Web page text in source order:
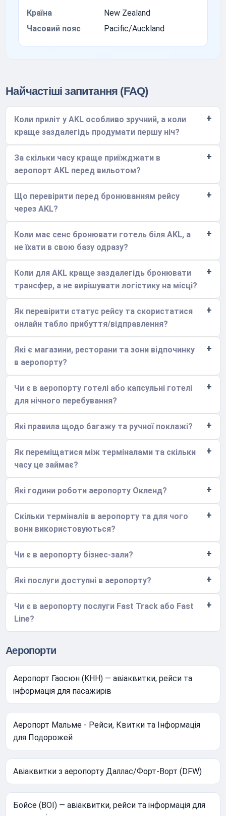
Країна
New Zealand
Часовий пояс
Pacific/Auckland
Найчастіші запитання (FAQ)
Коли приліт у AKL особливо зручний, а коли
краще заздалегідь продумати першу ніч?
За скільки часу краще приїжджати в
аеропорт AKL перед вильотом?
Що перевірити перед бронюванням рейсу
через AKL?
Коли має сенс бронювати готель біля AKL, а
не їхати в свою базу одразу?
Коли для AKL краще заздалегідь бронювати
трансфер, а не вирішувати логістику на місці?
Як перевірити статус рейсу та скористатися
онлайн табло прибуття/відправлення?
Які є магазини, ресторани та зони відпочинку
в аеропорту?
Чи є в аеропорту готелі або капсульні готелі
для нічного перебування?
Які правила щодо багажу та ручної поклажі?
Як переміщатися між терміналами та скільки
часу це займає?
Які години роботи аеропорту Окленд?
Скільки терміналів в аеропорту та для чого
вони використовуються?
Чи є в аеропорту бізнес-зали?
Які послуги доступні в аеропорту?
Чи є в аеропорту послуги Fast Track або Fast
Line?
Аеропорти
Аеропорт Гаосюн (KHH) — авіаквитки, рейси та
інформація для пасажирів
Аеропорт Мальме - Рейси, Квитки та Інформація
для Подорожей
Авіаквитки з аеропорту Даллас/Форт-Ворт (DFW)
Бойсе (BOI) — авіаквитки, рейси та інформація для